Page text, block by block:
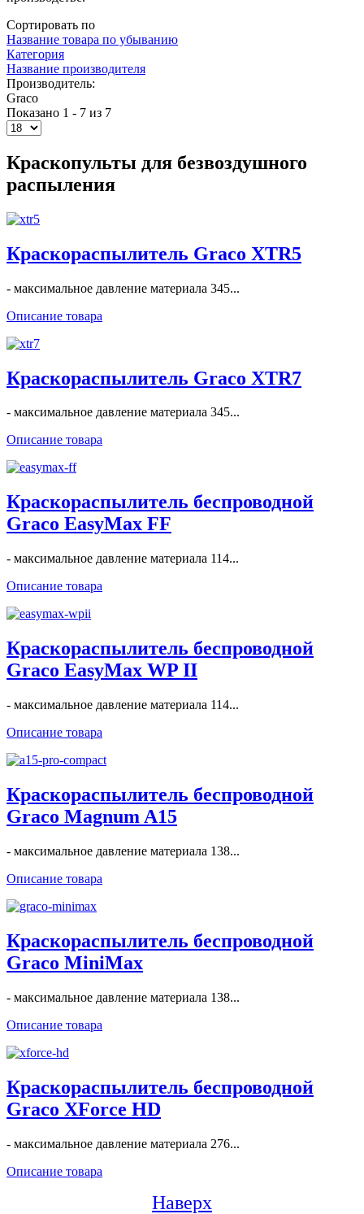
Сортировать по
Название товара по убыванию
Категория
Название производителя
Производитель:
Graco
Показано 1 - 7 из 7
Краскопульты для безвоздушного
распыления
Краскораспылитель Graco XTR5
- максимальное давление материала 345...
Описание товара
Краскораспылитель Graco XTR7
- максимальное давление материала 345...
Описание товара
Краскораспылитель беспроводной
Graco EasyMax FF
- максимальное давление материала 114...
Описание товара
Краскораспылитель беспроводной
Graco EasyMax WP II
- максимальное давление материала 114...
Описание товара
Краскораспылитель беспроводной
Graco Magnum A15
- максимальное давление материала 138...
Описание товара
Краскораспылитель беспроводной
Graco MiniMax
- максимальное давление материала 138...
Описание товара
Краскораспылитель беспроводной
Graco XForce HD
- максимальное давление материала 276...
Описание товара
Наверх